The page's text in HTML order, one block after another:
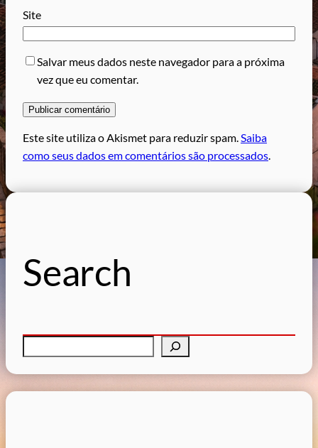
Site
Salvar meus dados neste navegador para a próxima
vez que eu comentar.
Este site utiliza o Akismet para reduzir spam.Saiba
como seus dados em comentários são processados.
Search
s